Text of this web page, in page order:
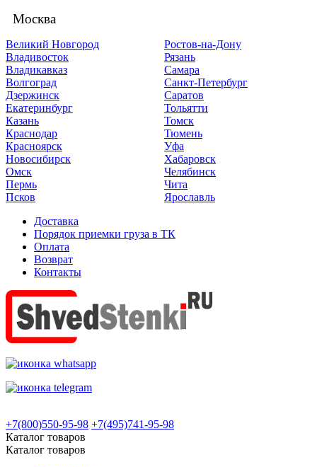
Москва
Великий Новгород
Владивосток
Владикавказ
Волгоград
Дзержинск
Екатеринбург
Казань
Краснодар
Красноярск
Новосибирск
Омск
Пермь
Псков
Ростов-на-Дону
Рязань
Самара
Санкт-Петербург
Саратов
Тольятти
Томск
Тюмень
Уфа
Хабаровск
Челябинск
Чита
Ярославль
Доставка
Порядок приемки груза в ТК
Оплата
Возврат
Контакты
+7(800)550-95-98 +7(495)741-95-98
Каталог товаров
Каталог товаров